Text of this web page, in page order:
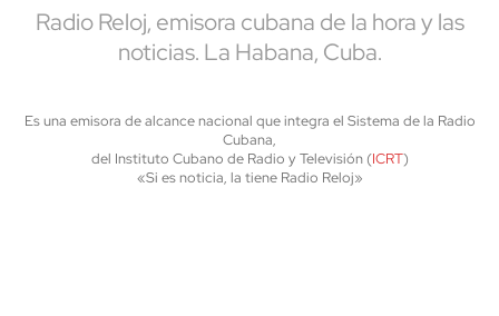
Radio Reloj, emisora cubana de la hora y las
noticias. La Habana, Cuba.
Es una emisora de alcance nacional que integra el Sistema de la Radio
Cubana,
del Instituto Cubano de Radio y Televisión (ICRT)
«Si es noticia, la tiene Radio Reloj»